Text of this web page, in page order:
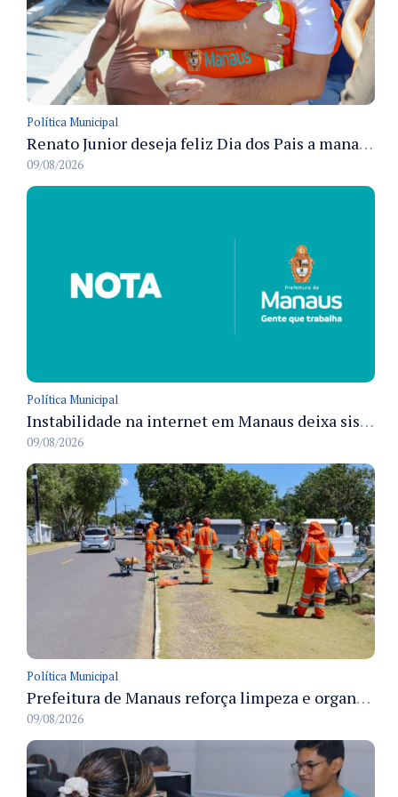
Política Municipal
Renato Junior deseja feliz Dia dos Pais a manauaras e detalha preparo dos cemitérios municipais
09/08/2026
Política Municipal
Instabilidade na internet em Manaus deixa sistemas de atendimento municipal temporariamente indisponíveis
09/08/2026
Política Municipal
Prefeitura de Manaus reforça limpeza e organização dos cemiterios municipais para receber famílias no Dia dos Pais
09/08/2026